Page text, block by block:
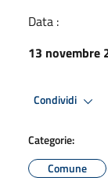
Data :
13 novembre
Condividi
Categorie:
Comune